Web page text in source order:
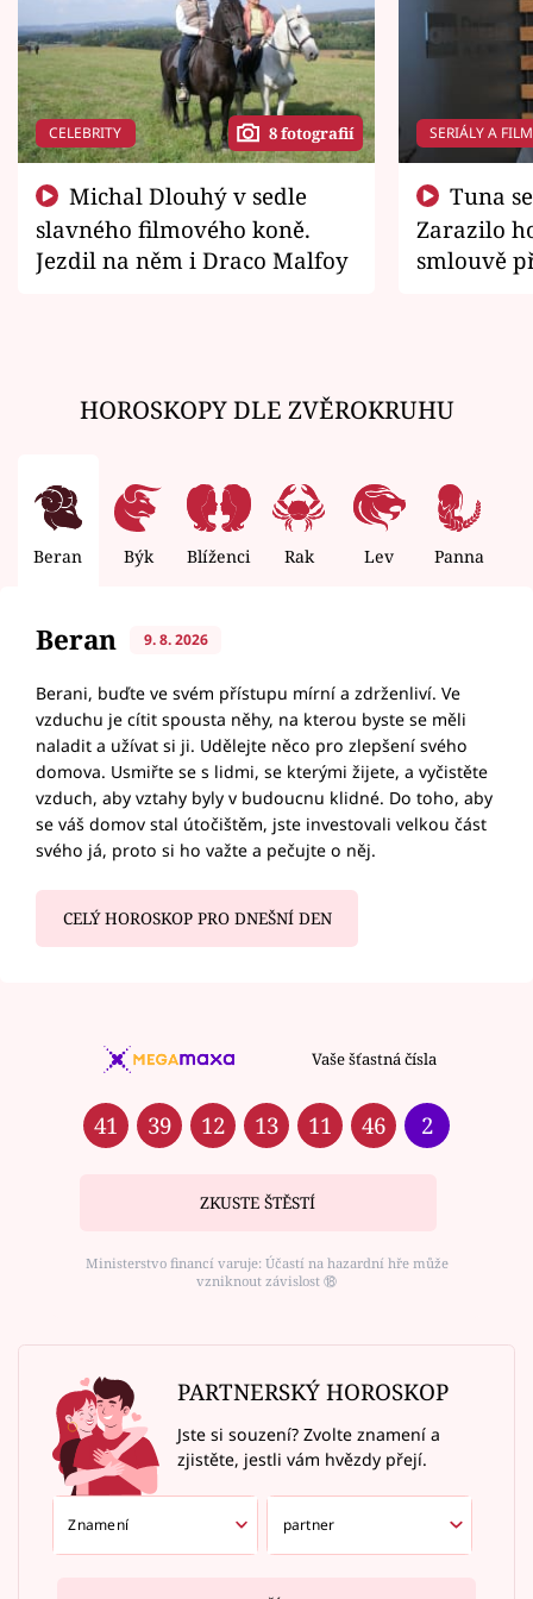
CELEBRITY 8 fotografií
slavného filmového koně.
Jezdil na něm i Draco Malfoy
SERIÁLY A
Zarazilo
smlouvě
HOROSKOPY DLE ZVĚROKRUHU
Beran Býk Blíženci Rak Lev Panna
Beran 9. 8. 2026
Berani, buďte ve svém přístupu mírní a zdrženliví. Ve
vzduchu je cítit spousta něhy, na kterou byste se měli
naladit a užívat si ji. Udělejte něco pro zlepšení svého
domova. Usmiřte se s lidmi, se kterými žijete, a vyčistěte
vzduch, aby vztahy byly v budoucnu klidné. Do toho, aby
se váš domov stal útočištěm, jste investovali velkou část
svého já, proto si ho važte a pečujte o něj.
CELÝ HOROSKOP PRO DNEŠNÍ DEN
Vaše šťastná čísla
41 39 12 13 11 46 2
ZKUSTE ŠTĚSTÍ
Ministerstvo financí varuje: Účastí na hazardní hře může
vzniknout závislost ⑱
PARTNERSKÝ HOROSKOP
Jste si souzení? Zvolte znamení a
zjistěte, jestli vám hvězdy přejí.